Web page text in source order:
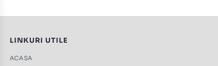
LINKURI UTILE
ACASA